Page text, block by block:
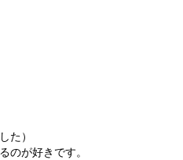
た）
のが好きです。